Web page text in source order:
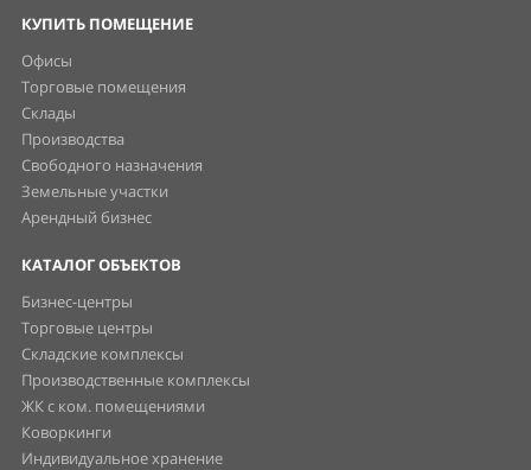
КУПИТЬ ПОМЕЩЕНИЕ
Офисы
Торговые помещения
Склады
Производства
Свободного назначения
Земельные участки
Арендный бизнес
КАТАЛОГ ОБЪЕКТОВ
Бизнес-центры
Торговые центры
Складские комплексы
Производственные комплексы
ЖК с ком. помещениями
Коворкинги
Индивидуальное хранение